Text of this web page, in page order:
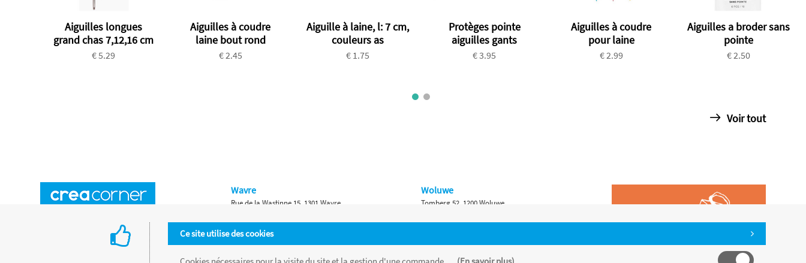
Aiguilles longues
grand chas 7,12,16 cm
€ 5.29
Aiguilles à coudre
laine bout rond
€ 2.45
Aiguille à laine, l: 7 cm,
couleurs as
€ 1.75
Protèges pointe
aiguilles gants
€ 3.95
Aiguilles à coudre
pour laine
€ 2.99
Aiguilles a broder sans
pointe
€ 2.50
Voir tout
Ce site utilise des cookies
Wavre
Rue de la Wastinne 15, 1301 Wavre
Waterloo
Chaussée de Bruxelles 315, 1410 Waterloo
Woluwe
Tomberg 52, 1200 Woluwe
Namur